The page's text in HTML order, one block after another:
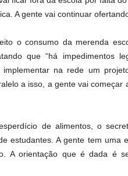
A gente vai continuar
o consumo da merenda
que “há impedimentos
na rede um
a isso, a gente vai
de alimentos, o
estudantes. A gente tem uma
A orientação que é dada é